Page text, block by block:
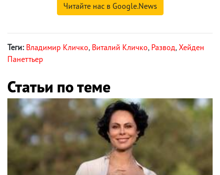
Читайте нас в Google.News
Теги: Владимир Кличко, Виталий Кличко, Развод, Хейден
Панеттьер
Статьи по теме